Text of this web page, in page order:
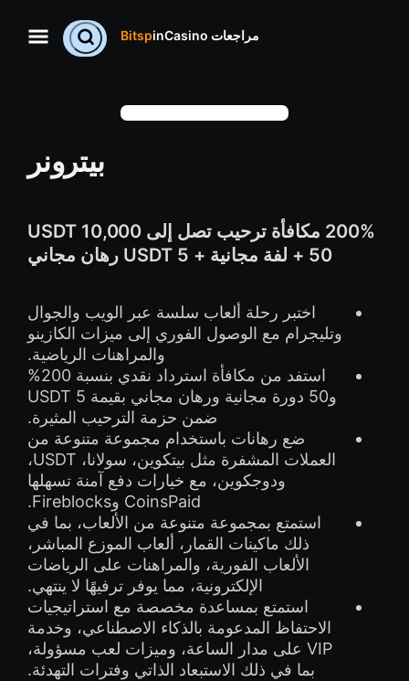
مراجعات inCasino
بيترونر
200% مكافأة ترحيب تصل إلى 10,000 USDT
+ 50 لفة مجانية + 5 USDT رهان مجاني
اختبر رحلة ألعاب سلسة عبر الويب والجوال
وتليجرام مع الوصول الفوري إلى ميزات الكازينو
والمراهنات الرياضية.
استفد من مكافأة استرداد نقدي بنسبة 200%
و50 دورة مجانية ورهان مجاني بقيمة 5 USDT
ضمن حزمة الترحيب المثيرة.
ضع رهانات باستخدام مجموعة متنوعة من
العملات المشفرة مثل بيتكوين، سولانا، USDT،
ودوجكوين، مع خيارات دفع آمنة تسهلها
CoinsPaid وFireblocks.
استمتع بمجموعة متنوعة من الألعاب، بما في
ذلك ماكينات القمار، ألعاب الموزع المباشر،
الألعاب الفورية، والمراهنات على الرياضات
الإلكترونية، مما يوفر ترفيهًا لا ينتهي.
استمتع بمساعدة مخصصة مع استراتيجيات
الاحتفاظ المدعومة بالذكاء الاصطناعي، وخدمة
VIP على مدار الساعة، وميزات لعب مسؤولة،
بما في ذلك الاستبعاد الذاتي وفترات التهدئة.